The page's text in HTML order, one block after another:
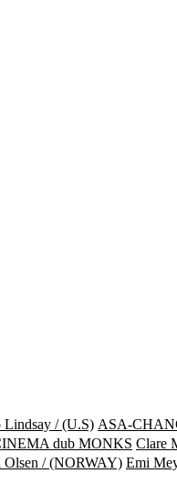
Lindsay / (U.S) ASA-
dub MONKS Clare
Olsen / (NORWAY) Emi